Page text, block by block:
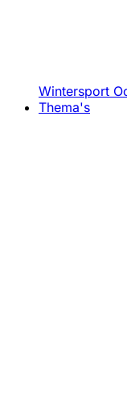
Wintersport
Thema's